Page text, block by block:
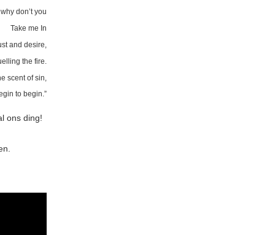
don’t you
Take me In
and desire,
the fire.
scent of sin,
to begin.”
ons ding!